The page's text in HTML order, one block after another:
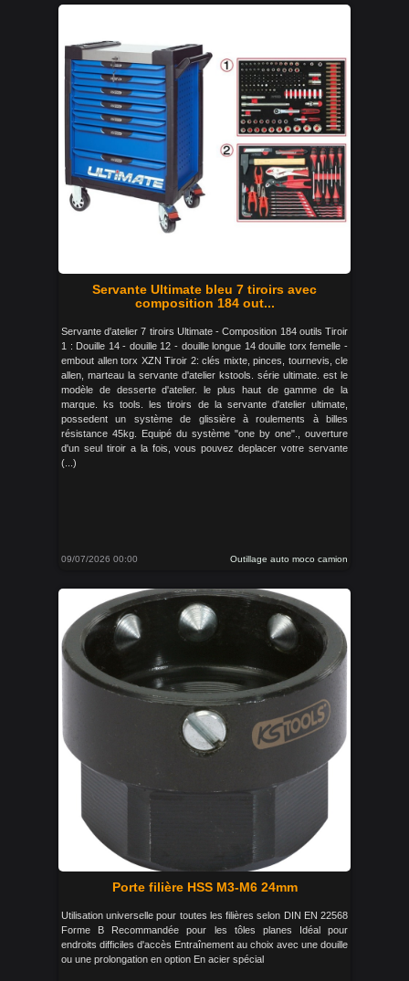
Servante Ultimate bleu 7 tiroirs avec
composition 184 out...
Servante d'atelier 7 tiroirs Ultimate - Composition 184 outils Tiroir
1 : Douille 14 - douille 12 - douille longue 14 douille torx femelle -
embout allen torx XZN Tiroir 2: clés mixte, pinces, tournevis, cle
allen, marteau la servante d'atelier kstools. série ultimate. est le
modèle de desserte d'atelier. le plus haut de gamme de la
marque. ks tools. les tiroirs de la servante d'atelier ultimate,
possedent un système de glissière à roulements à billes
résistance 45kg. Equipé du système "one by one"., ouverture
d'un seul tiroir a la fois, vous pouvez deplacer votre servante
(...)
09/07/2026 00:00 Outillage auto moco camion
Porte filière HSS M3-M6 24mm
Utilisation universelle pour toutes les filières selon DIN EN 22568
Forme B Recommandée pour les tôles planes Idéal pour
endroits difficiles d'accès Entraînement au choix avec une douille
ou une prolongation en option En acier spécial